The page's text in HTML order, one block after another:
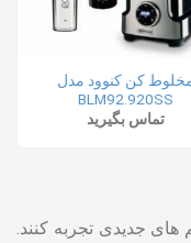
کن کنوود مدل
BLM92.920SS
تماس بگیرید
های جدیدی تجربه کنند.